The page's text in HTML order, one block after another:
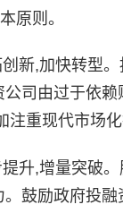
则。
,加快转型。
司由过于依
注重现代市场
,增量突破。
鼓励政府投